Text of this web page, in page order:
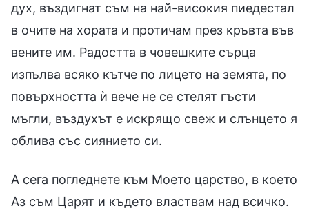
дух, въздигнат съм на най-високия пиедестал
в очите на хората и протичам през кръвта във
вените им. Радостта в човешките сърца
изпълва всяко кътче по лицето на земята, по
повърхността ѝ вече не се стелят гъсти
мъгли, въздухът е искрящо свеж и слънцето я
облива със сиянието си.
А сега погледнете към Моето царство, в което
Аз съм Царят и където властвам над всичко.